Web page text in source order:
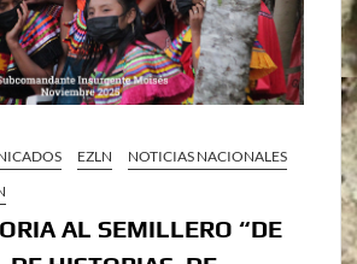
EZLN
NOTICIAS NACIONALES
AL SEMILLERO “DE